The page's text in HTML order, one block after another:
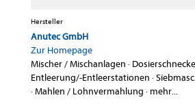
Hersteller
Anutec GmbH
Zur Homepage
Mischer / Mischanlagen ·
Entleerung/-Entleerstationen ·
·Mahlen / Lohnvermahlung · mehr...